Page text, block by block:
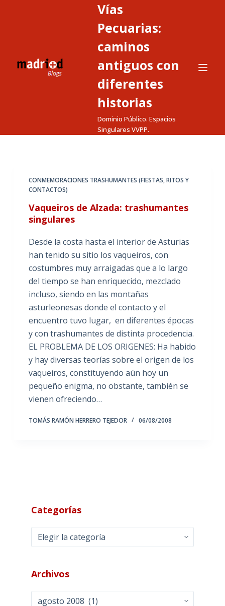
Vías
Pecuarias:
caminos
antiguos con
diferentes
historias
Dominio Público. Espacios
Singulares VVPP.
CONMEMORACIONES TRASHUMANTES (FIESTAS, RITOS Y
CONTACTOS)
Vaqueiros de Alzada: trashumantes
singulares
Desde la costa hasta el interior de Asturias
han tenido su sitio los vaqueiros, con
costumbres muy arraigadas que a lo largo
del tiempo se han enriquecido, mezclado
incluso, siendo en las montañas
asturleonesas donde el contacto y el
encuentro tuvo lugar, en diferentes épocas
y con trashumantes de distinta procedencia.
EL PROBLEMA DE LOS ORIGENES: Ha habido
y hay diversas teorías sobre el origen de los
vaqueiros, constituyendo aún hoy un
pequeño enigma, no obstante, también se
vienen ofreciendo…
TOMÁS RAMÓN HERRERO TEJEDOR 06/08/2008
Categorías
Categorías
Archivos
Archivos